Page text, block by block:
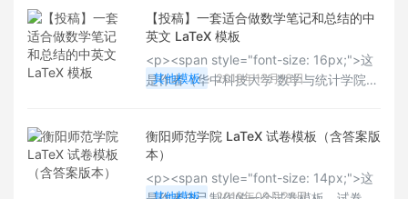
文档，请阅读该说明文档。方便模板的更
新与维护，个人的配置放到
板是只需替换旧的 cmcthesis.cls&nbsp;
文件即可。自己的&nbsp;settings.tex 文
【投稿】一套适合做数学笔记和总结的中
英文 LaTeX 模板
<p><span style="font-size: 16px;">这
是作者（华中科技大学 数学与统计学院
</strong>，更适合在非正式场合数学排
版使用，它做数学笔记和总结最适合不过
了，喜欢的 用户可以下载试用下，Happy
其他模板 2019年12月18日
衡阳师范学院 LaTeX 试卷模板（含答案版
本）
<p><span style="font-size: 14px;">这